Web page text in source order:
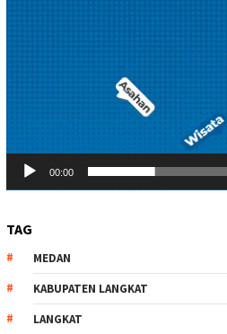
00:00
TAG
MEDAN
KABUPATEN LANGKAT
LANGKAT